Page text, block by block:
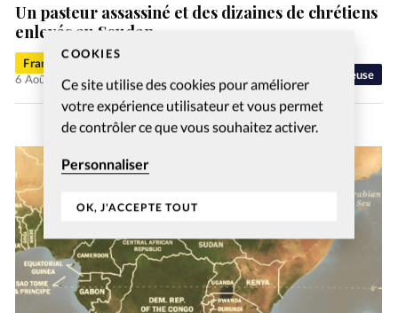
COOKIES
Ce site utilise des cookies pour améliorer
votre expérience utilisateur et vous permet
de contrôler ce que vous souhaitez activer.
Personnaliser
OK, J'ACCEPTE TOUT
Liberté religieuse
Un pasteur assassiné et des dizaines de chrétiens
enlevés au Soudan
Francis-George Sarpédon
6 Août 2026